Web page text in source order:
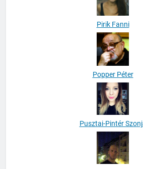
Pirik Fanni
Popper Péter
Pusztai-Pintér Szonja